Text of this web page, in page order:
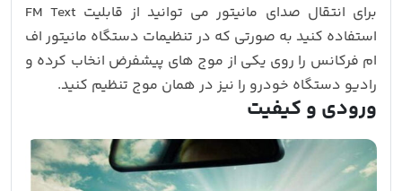
برای انتقال صدای مانیتور می توانید از قابلیت FM Text
استفاده کنید به صورتی که در تنظیمات دستگاه مانیتور اف
ام فرکانس را روی یکی از موج های پیشفرض انخاب کرده و
رادیو دستگاه خودرو را نیز در همان موج تنظیم کنید.
ورودی و کیفیت